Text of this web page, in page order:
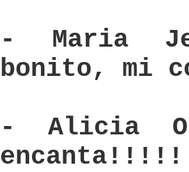
- Maria
bonito, mi
- Alicia
encanta!!!!!